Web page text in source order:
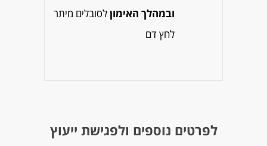
ובמהלך האימוןלסובלים מיתר
לחץ דם
לפרטים נוספים ולפגישת ייעוץ